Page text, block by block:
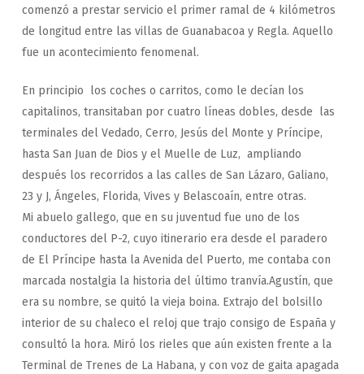
comenzó a prestar servicio el primer ramal de 4 kilómetros
de longitud entre las villas de Guanabacoa y Regla. Aquello
fue un acontecimiento fenomenal.
En principio los coches o carritos, como le decían los
capitalinos, transitaban por cuatro líneas dobles, desde las
terminales del Vedado, Cerro, Jesús del Monte y Príncipe,
hasta San Juan de Dios y el Muelle de Luz, ampliando
después los recorridos a las calles de San Lázaro, Galiano,
23 y J, Ángeles, Florida, Vives y Belascoaín, entre otras.
Mi abuelo gallego, que en su juventud fue uno de los
conductores del P-2, cuyo itinerario era desde el paradero
de El Príncipe hasta la Avenida del Puerto, me contaba con
marcada nostalgia la historia del último tranvía.Agustín, que
era su nombre, se quitó la vieja boina. Extrajo del bolsillo
interior de su chaleco el reloj que trajo consigo de España y
consultó la hora. Miró los rieles que aún existen frente a la
Terminal de Trenes de La Habana, y con voz de gaita apagada